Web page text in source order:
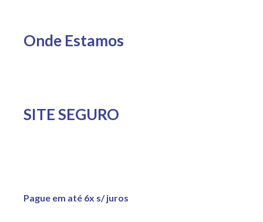
Onde Estamos
SITE SEGURO
Pague em até 6x s/ juros